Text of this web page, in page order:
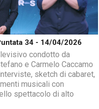
34 - 14/04/2026
condotto da
e Carmelo Caccamo
sketch di cabaret,
musicali con
spettacolo di alto